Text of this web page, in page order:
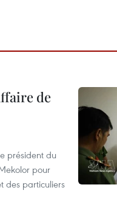
de
président du
pour
des particuliers